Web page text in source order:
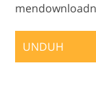
UNDUH